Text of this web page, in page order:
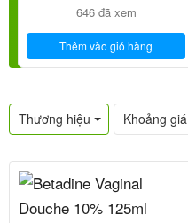
646 đã xem
Thêm vào giỏ hàng
Thương hiệu Khoảng giá